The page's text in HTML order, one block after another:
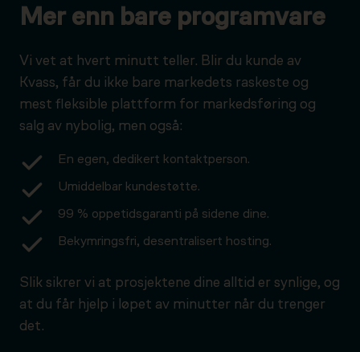
Mer enn bare programvare
Vi vet at hvert minutt teller. Blir du kunde av
Kvass, får du ikke bare markedets raskeste og
mest fleksible plattform for markedsføring og
salg av nybolig, men også:
En egen, dedikert kontaktperson.
Umiddelbar kundestøtte.
99 % oppetidsgaranti på sidene dine.
Bekymringsfri, desentralisert hosting.
Slik sikrer vi at prosjektene dine alltid er synlige, og
at du får hjelp i løpet av minutter når du trenger
det.